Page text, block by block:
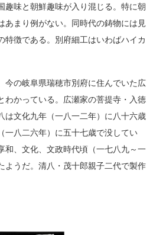
趣味と朝鮮趣味が入り混じる。特に朝
あまり例がない。同時代の鋳物には見
特徴である。別府細工はいわばハイカ
今の岐阜県瑞穂市別府に住んでいた広
わかっている。広瀬家の菩提寺・入徳
は文化九年（一八一二年）に八十六歳
一八二六年）に五十七歳で没してい
和、文化、文政時代頃（一七八九～一
ようだ。清八・茂十郎親子二代で製作